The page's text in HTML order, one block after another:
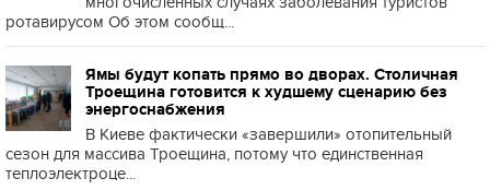
ротавирусом Об этом сообщ...
Ямы будут копать прямо во дворах. Столичная
Троещина готовится к худшему сценарию без
энергоснабжения
В Киеве фактически «завершили» отопительный
сезон для массива Троещина, потому что единственная
теплоэлектроце...